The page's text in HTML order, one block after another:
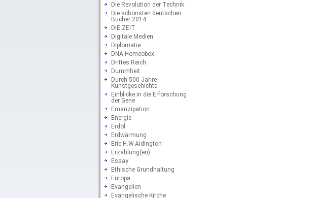
Die Revolution der Technik
Die schönsten deutschen
Bücher 2014
DIE ZEIT
Digitale Medien
Diplomatie
DNA Homeobox
Drittes Reich
Dummheit
Durch 500 Jahre
Kunstgeschichte
Einblicke in die Erforschung
der Gene
Emanzipation
Energie
Erdöl
Erdwärmung
Eric H.W.Aldington
Erzählung(en)
Essay
Ethische Grundhaltung
Europa
Evangelien
Evangelische Kirche